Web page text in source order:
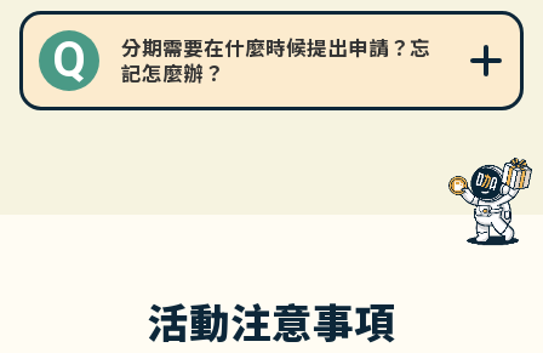
(重要提醒：僅永豐信用卡
繳費符合活動資格)
Q
分期需要在什麼時候提出申請？忘
記怎麼辦？
活動注意事項